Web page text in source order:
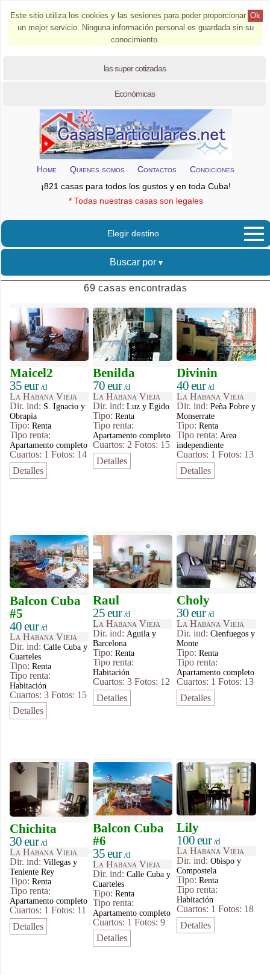
Ok
Este sitio utiliza los cookies y las sesiones para poder proporcionar
un mejor servicio. Ninguna información personal es guardada sin su
conocimiento.
las super cotizadas
Económicas
Home Quienes somos Contactos
Condiciones
¡821 casas para todos los gustos y en toda Cuba!
* Todas nuestras casas son legales
Elegir destino
Buscar por
69 casas encontradas
Maicel2
35 eur/d
La Habana Vieja
Dir. ind: S. Ignacio y
Obrapía
Tipo: Renta
Tipo renta:
Apartamento completo
Cuartos: 1 Fotos: 14
Detalles
Benilda
70 eur/d
La Habana Vieja
Dir. ind:Luz y Egido
Tipo:Renta
Tipo renta:
Apartamento completo
Cuartos: 2 Fotos: 15
Detalles
Divinin
40 eur/d
La Habana Vieja
Dir. ind:Peña Pobre y
Monserrate
Tipo:Renta
Tipo renta: Area
independiente
Cuartos: 1 Fotos: 13
Detalles
Balcon Cuba
#5
40 eur/d
La Habana Vieja
Dir. ind: Calle Cuba y
Cuarteles
Tipo: Renta
Tipo renta:
Habitación
Cuartos: 3 Fotos: 15
Detalles
Raul
25 eur/d
La Habana Vieja
Dir. ind: Aguila y
Barcelona
Tipo:Renta
Tipo renta:
Habitación
Cuartos: 3 Fotos: 12
Detalles
Choly
30 eur/d
La Habana Vieja
Dir. ind:Cienfuegos y
Monte
Tipo:Renta
Tipo renta:
Apartamento completo
Cuartos: 1 Fotos: 13
Detalles
Chichita
30 eur/d
La Habana Vieja
Dir. ind: Villegas y
Teniente Rey
Tipo: Renta
Tipo renta:
Apartamento completo
Cuartos: 1 Fotos: 11
Detalles
Balcon Cuba
#6
35 eur/d
La Habana Vieja
Dir. ind:Calle Cuba y
Cuarteles
Tipo:Renta
Tipo renta:
Apartamento completo
Cuartos: 1 Fotos: 9
Detalles
Lily
100 eur/d
La Habana Vieja
Dir. ind:Obispo y
Compostela
Tipo:Renta
Tipo renta:
Habitación
Cuartos: 1 Fotos: 18
Detalles